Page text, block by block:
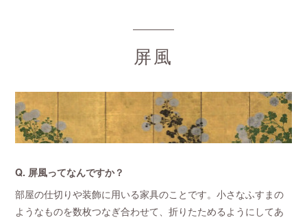
屏風
Q. 屏風ってなんですか？
部屋の仕切りや装飾に用いる家具のことです。小さなふすまの
ようなものを数枚つなぎ合わせて、折りたためるようにしてあ